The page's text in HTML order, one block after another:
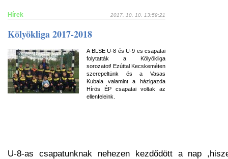
Hírek 2017. 10. 10. 13:59:21
Kölyökliga 2017-2018
A BLSE U-8 és U-9 es csapatai
folytatták a Kölyökliga
sorozatot! Ezúttal Kecskeméten
szerepeltünk és a Vasas
Kubala valamint a házigazda
Hírös ÉP csapatai voltak az
ellenfeleink.
U-8-as csapatunknak nehezen kezdődött a nap